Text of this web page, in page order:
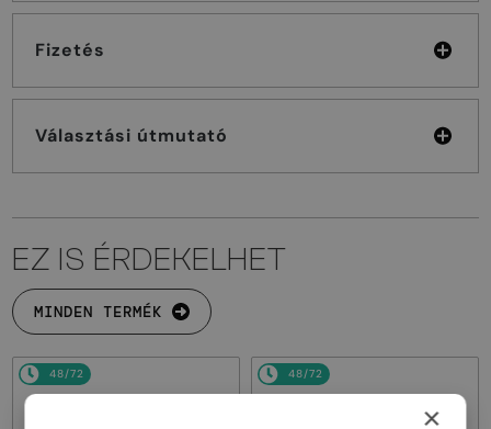
Fizetés
Választási útmutató
EZ IS ÉRDEKELHET
MINDEN TERMÉK
48/72 48/72
×